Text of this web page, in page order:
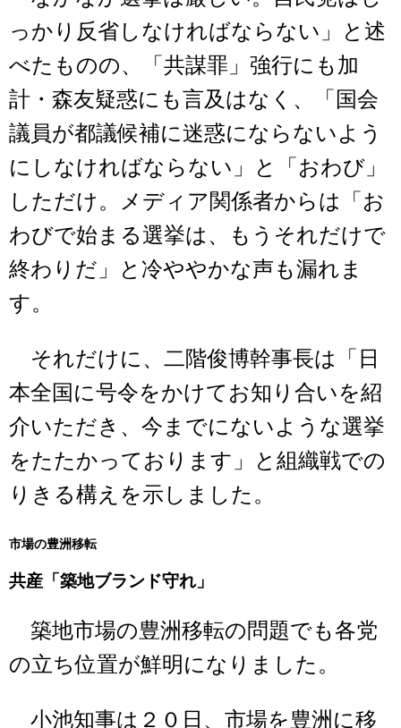
っかり反省しなければならない」と述
べたものの、「共謀罪」強行にも加
計・森友疑惑にも言及はなく、「国会
議員が都議候補に迷惑にならないよう
にしなければならない」と「おわび」
しただけ。メディア関係者からは「お
わびで始まる選挙は、もうそれだけで
終わりだ」と冷ややかな声も漏れま
す。
それだけに、二階俊博幹事長は「日
本全国に号令をかけてお知り合いを紹
介いただき、今までにないような選挙
をたたかっております」と組織戦での
りきる構えを示しました。
市場の豊洲移転
共産「築地ブランド守れ」
築地市場の豊洲移転の問題でも各党
の立ち位置が鮮明になりました。
小池知事は２０日、市場を豊洲に移